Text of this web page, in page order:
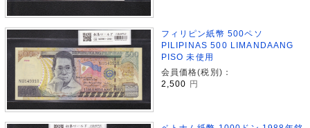
フィリピン紙幣 500ペソ
PILIPINAS 500 LIMANDAANG
PISO 未使用
会員価格(税別)：
2,500 円